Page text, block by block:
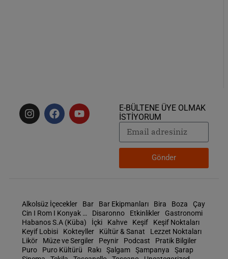
E-BÜLTENE ÜYE OLMAK
İSTİYORUM
Gönder
Alkolsüz İçecekler Bar Bar Ekipmanları Bira Boza
Çay
Cin I Rom I Konyak …
Disaronno Etkinlikler
Gastronomi
Habanos S.A (Küba)
İçki Kahve Keşif
Keşif Noktaları
Keyif Lobisi
Kokteyller Kültür & Sanat
Lezzet Noktaları
Likör
Müze ve Sergiler Peynir Podcast
Pratik Bilgiler
Puro
Puro Kültürü Rakı Şalgam Şampanya
Şarap